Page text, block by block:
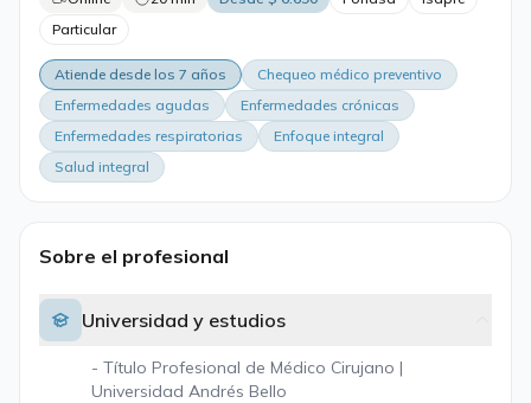
Particular
Atiende desde los 7 años
Chequeo médico preventivo
Enfermedades agudas
Enfermedades crónicas
Enfermedades respiratorias
Enfoque integral
Salud integral
Sobre el profesional
Universidad y estudios
- Título Profesional de Médico Cirujano |
Universidad Andrés Bello